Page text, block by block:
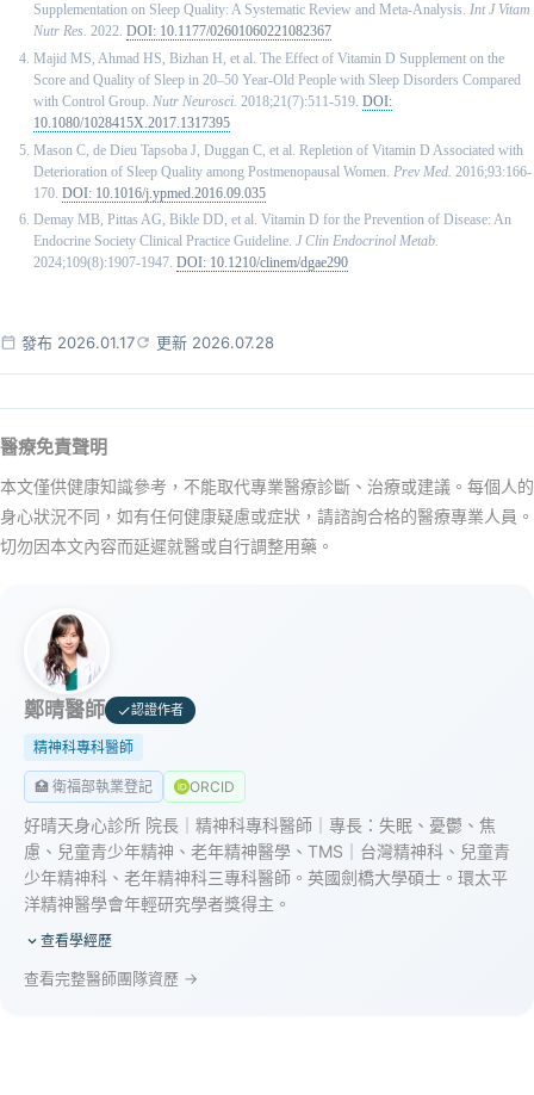
Supplementation on Sleep Quality: A Systematic Review and Meta-Analysis. Int J Vitam
Nutr Res. 2022. DOI: 10.1177/02601060221082367
Majid MS, Ahmad HS, Bizhan H, et al. The Effect of Vitamin D Supplement on the
Score and Quality of Sleep in 20–50 Year-Old People with Sleep Disorders Compared
with Control Group. Nutr Neurosci. 2018;21(7):511-519. DOI:
10.1080/1028415X.2017.1317395
Mason C, de Dieu Tapsoba J, Duggan C, et al. Repletion of Vitamin D Associated with
Deterioration of Sleep Quality among Postmenopausal Women. Prev Med. 2016;93:166-
170. DOI: 10.1016/j.ypmed.2016.09.035
Demay MB, Pittas AG, Bikle DD, et al. Vitamin D for the Prevention of Disease: An
Endocrine Society Clinical Practice Guideline. J Clin Endocrinol Metab.
2024;109(8):1907-1947. DOI: 10.1210/clinem/dgae290
發布 2026.01.17 更新 2026.07.28
醫療免責聲明
本文僅供健康知識參考，不能取代專業醫療診斷、治療或建議。每個人的
身心狀況不同，如有任何健康疑慮或症狀，請諮詢合格的醫療專業人員。
切勿因本文內容而延遲就醫或自行調整用藥。
鄭晴醫師 認證作者
精神科專科醫師
🏥 衛福部執業登記 ORCID
好晴天身心診所 院長｜精神科專科醫師｜專長：失眠、憂鬱、焦
慮、兒童青少年精神、老年精神醫學、TMS｜台灣精神科、兒童青
少年精神科、老年精神科三專科醫師。英國劍橋大學碩士。環太平
洋精神醫學會年輕研究學者獎得主。
查看學經歷
查看完整醫師團隊資歷 →